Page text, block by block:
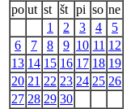
po ut st št pi so ne
1
2 3 4
5
6
7 8 9 10 11 12
13 14 15 16 17 18 19
20 21 22 23 24 25 26
27 28 29 30